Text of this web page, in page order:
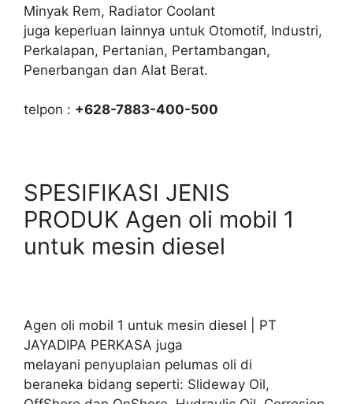
Minyak Rem, Radiator Coolant
juga keperluan lainnya untuk Otomotif, Industri,
Perkalapan, Pertanian, Pertambangan,
Penerbangan dan Alat Berat.
telpon : +628-7883-400-500
SPESIFIKASI JENIS
PRODUK Agen oli mobil 1
untuk mesin diesel
Agen oli mobil 1 untuk mesin diesel | PT
JAYADIPA PERKASA juga
melayani penyuplaian pelumas oli di
beraneka bidang seperti: Slideway Oil,